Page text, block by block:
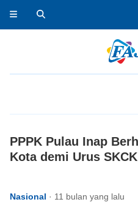
PPPK Pulau Inap
Kota demi Urus SKCK
Nasional · 11 bulan yang lalu